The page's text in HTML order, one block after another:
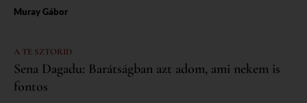
Muray Gábor
A TE SZTORID
Sena Dagadu: Barátságban azt adom, ami nekem is
fontos